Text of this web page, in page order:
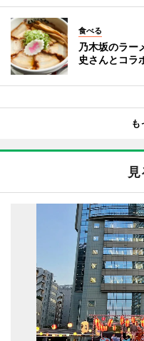
食べる
乃木坂のラ
史さんとコラ
も